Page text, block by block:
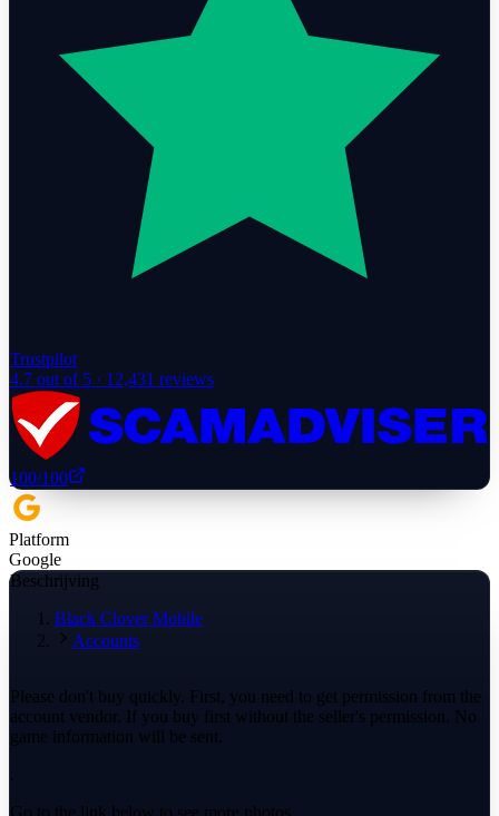
Trustpilot
4.7 out of 5 · 12,431 reviews
100/100
Platform
Google
Beschrijving
Black Clover Mobile
Accounts
Please don't buy quickly. First, you need to get permission from the
account vendor. If you buy first without the seller's permission. No
game information will be sent.